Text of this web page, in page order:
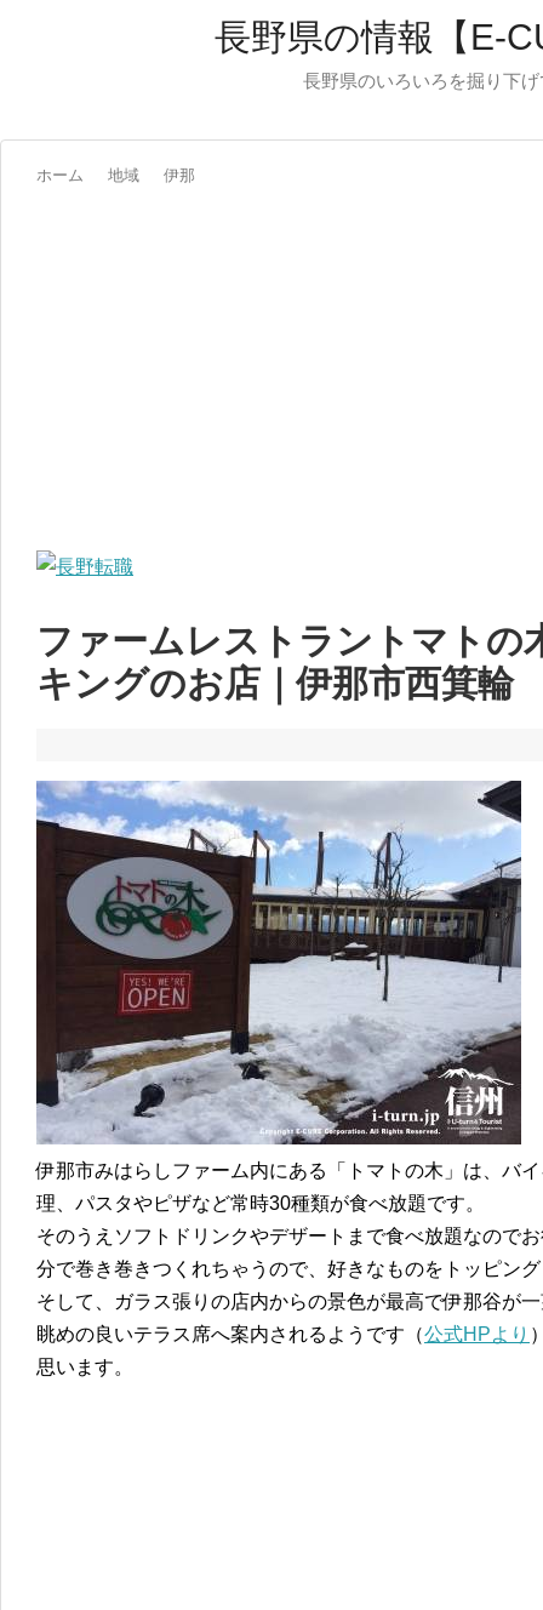
長野県の情報【E-
長野県のいろいろを掘り下
ホーム 地域 伊那
ファームレストラントマトの
キングのお店｜伊那市西箕輪
伊那市みはらしファーム内にある「トマトの木」は、バ
理、パスタやピザなど常時30種類が食べ放題です。
そのうえソフトドリンクやデザートまで食べ放題なので
分で巻き巻きつくれちゃうので、好きなものをトッピン
そして、ガラス張りの店内からの景色が最高で伊那谷が
眺めの良いテラス席へ案内されるようです（公式HPより
思います。